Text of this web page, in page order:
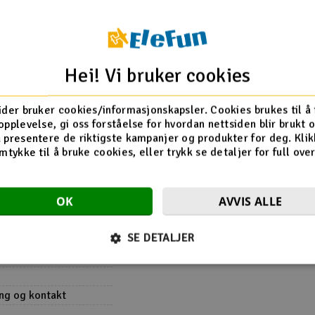
kont 4A (Switch
9 cell NiMh
og kontakt
Hei! Vi bruker cookies
bruker cookies/informasjonskapsler. Cookies brukes til å
gi oss forståelse for hvordan nettsiden blir brukt
presentere de riktigste kampanjer og produkter for deg.
til å bruke cookies, eller trykk se detaljer for full
OK AVVIS ALLE
SE DETALJER